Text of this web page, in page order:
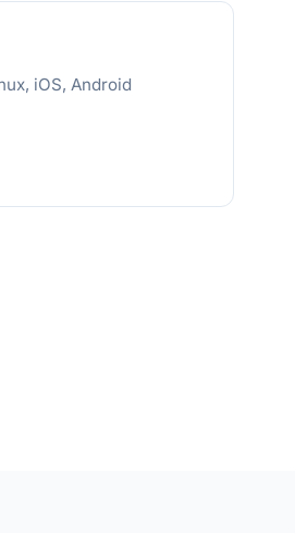
iOS, Android